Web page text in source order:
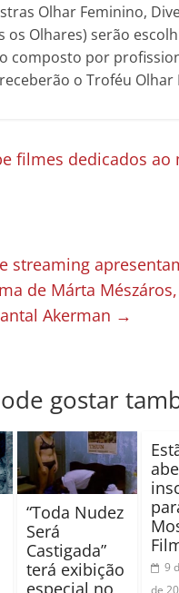
Olhar Feminino,
os Olhares) serão
composto por
o Troféu Olhar
filmes dedicados ao
streaming
de Márta
Akerman →
gostar
“Toda Nudez
Será
Castigada”
terá exibição
9
de